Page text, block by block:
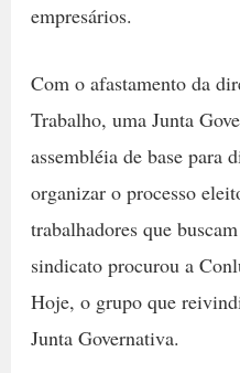
empresários.
Com o afastamento da
Trabalho, uma Junta
assembléia de base para
organizar o processo
trabalhadores que
sindicato procurou a
Hoje, o grupo que
Junta Governativa.